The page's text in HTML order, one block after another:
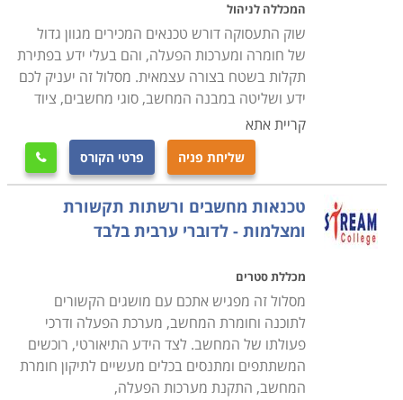
סיום הלימודים מזכה את המשתתפים בתעודת טכנאי שירות
או תחזוקת מחשבים בהתאם למסלול הלימודים ולמכללה
שבה נלמד הקורס. פרק הזמן הדרוש משתנה מקורס לקורס,
והתשלום קשור באופן ישיר למשך זמן הלימודים. קיימים לא
מעט קורסים בתחום שמוכרים ללימודים על חשבון הפיקדון
לחיילים משוחררים או שמוצעים במסגרת קורסים על חשבון
מחפשים עוד מידע
קרא בקטגורית קורס טכנאי מחשבים את פירוט הקורסים,
בחר את הקורס המתאים, מלא את הפרטים ואנחנו נחזור
אליך בהקדם.
המכללה לניהול
שוק התעסוקה דורש טכנאים המכירים מגוון גדול
של חומרה ומערכות הפעלה, והם בעלי ידע בפתירת
תקלות בשטח בצורה עצמאית. מסלול זה יעניק לכם
ידע ושליטה במבנה המחשב, סוגי מחשבים, ציוד
קריית אתא
שליחת פניה פרטי הקורס 
טכנאות מחשבים ורשתות תקשורת
ומצלמות - לדוברי ערבית בלבד
מכללת סטרים
מסלול זה מפגיש אתכם עם מושגים הקשורים
לתוכנה וחומרת המחשב, מערכת הפעלה ודרכי
פעולתו של המחשב. לצד הידע התיאורטי, רוכשים
המשתתפים ומתנסים בכלים מעשיים לתיקון חומרת
המחשב, התקנת מערכות הפעלה,